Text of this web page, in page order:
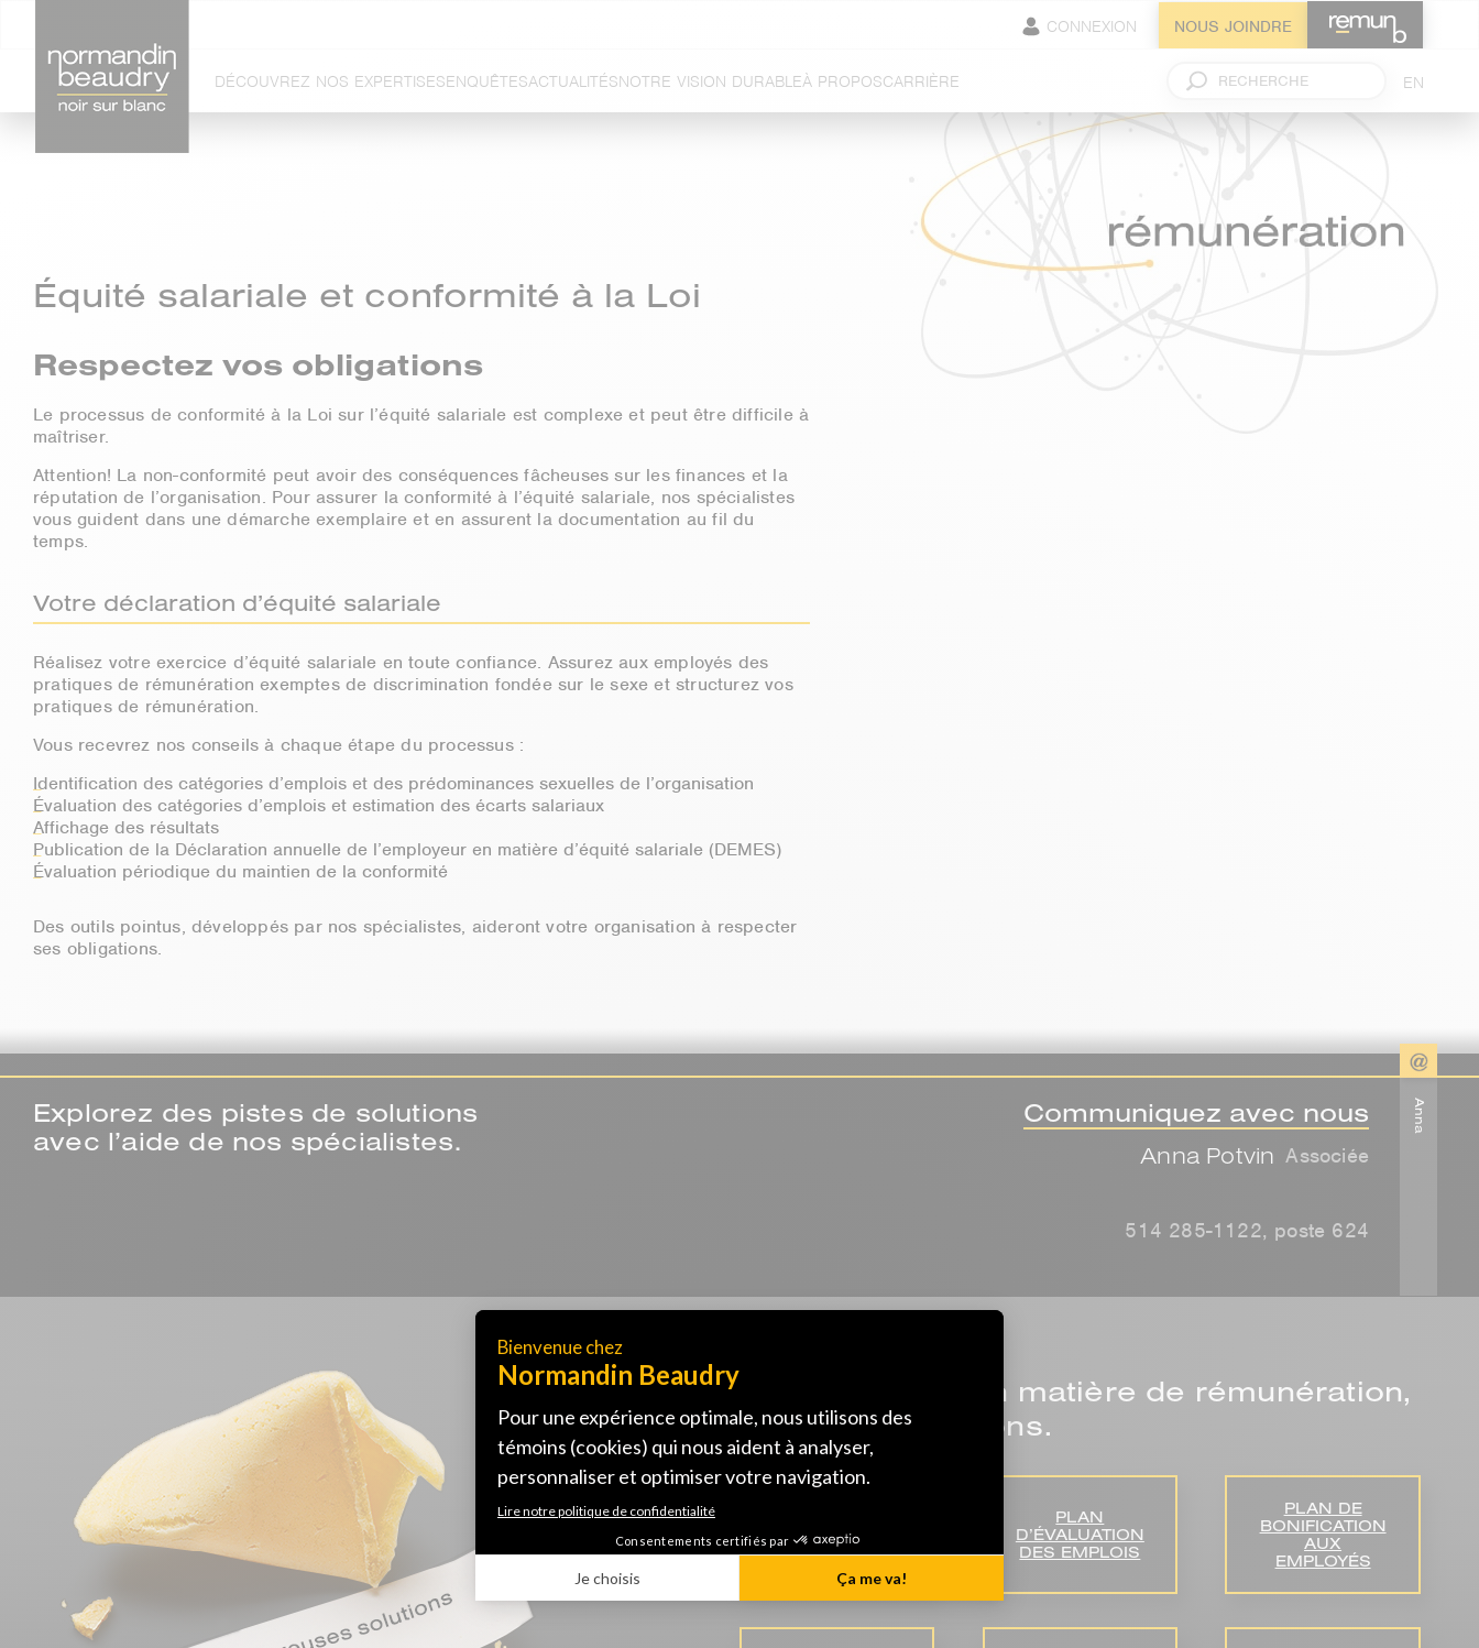
CONNEXION NOUS JOINDRE
DÉCOUVREZ NOS EXPERTISESENQUÊTESACTUALITÉSNOTRE VISION DURABLEÀ PROPOSCARRIÈRE EN
Équité salariale et conformité à la Loi
Respectez vos obligations
Le processus de conformité à la Loi sur l’équité salariale est complexe et peut être difficile à
maîtriser.
Attention! La non-conformité peut avoir des conséquences fâcheuses sur les finances et la
réputation de l’organisation. Pour assurer la conformité à l’équité salariale, nos spécialistes
vous guident dans une démarche exemplaire et en assurent la documentation au fil du
temps.
Votre déclaration d’équité salariale
Réalisez votre exercice d’équité salariale en toute confiance. Assurez aux employés des
pratiques de rémunération exemptes de discrimination fondée sur le sexe et structurez vos
pratiques de rémunération.
Vous recevrez nos conseils à chaque étape du processus :
Identification des catégories d’emplois et des prédominances sexuelles de l’organisation
Évaluation des catégories d’emplois et estimation des écarts salariaux
Affichage des résultats
Publication de la Déclaration annuelle de l’employeur en matière d’équité salariale (DEMES)
Évaluation périodique du maintien de la conformité
Des outils pointus, développés par nos spécialistes, aideront votre organisation à respecter
ses obligations.
Anna
Communiquez avec nous
Associée
Anna Potvin
514 285-1122, poste 624
Explorez des pistes de solutions
avec l’aide de nos spécialistes.
Pour vos défis en matière de rémunération,
voyez nos solutions.
DE LA
RÉMUNÉRATION
PLAN
D’ÉVALUATION
DES EMPLOIS
PLAN DE
BONIFICATION
AUX
EMPLOYÉS